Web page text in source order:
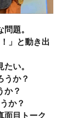
題。
」と動き出
い。
うか？
か？
か？
面目トーク